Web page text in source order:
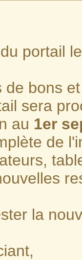
portail
de bons
sera
au 1er
de
la